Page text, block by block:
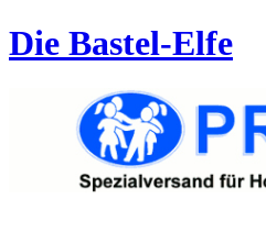
Die Bastel-Elfe